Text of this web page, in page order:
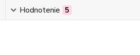
Hodnotenie 5